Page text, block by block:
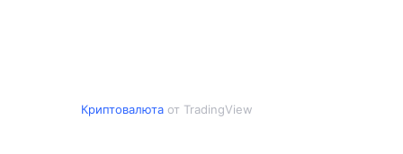
Криптовалютаот TradingView